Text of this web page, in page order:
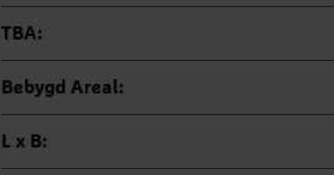
TBA:
Bebygd Areal:
L x B: